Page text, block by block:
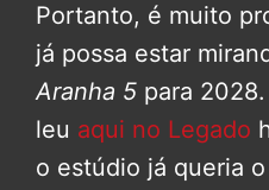
Portanto, é muito
já possa estar
Aranha 5 para
leu aqui no Legado
o estúdio já queria